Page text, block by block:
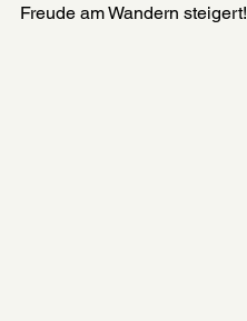
Freude am Wandern steigert!